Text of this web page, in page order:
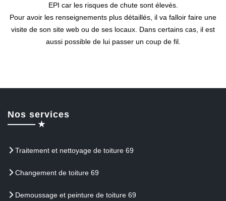
EPI car les risques de chute sont élevés.
Pour avoir les renseignements plus détaillés, il va falloir faire une
visite de son site web ou de ses locaux. Dans certains cas, il est
aussi possible de lui passer un coup de fil.
Nos services
Traitement et nettoyage de toiture 69
Changement de toiture 69
Demoussage et peinture de toiture 69